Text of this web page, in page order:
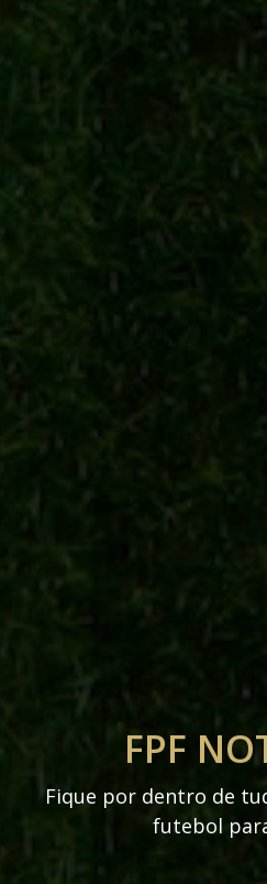
FPF
Fique por dentro de
futebol